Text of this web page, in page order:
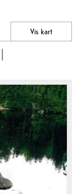
Vis kart